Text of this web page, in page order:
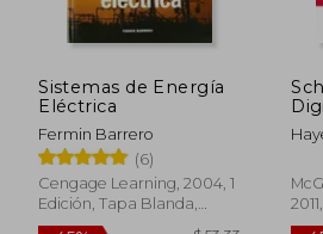
45%
dcto. $ 39.25
Sistemas de Energía
Eléctrica
Fermin Barrero
(6)
Cengage Learning, 2004, 1
Edición, Tapa Blanda,
Nuevo